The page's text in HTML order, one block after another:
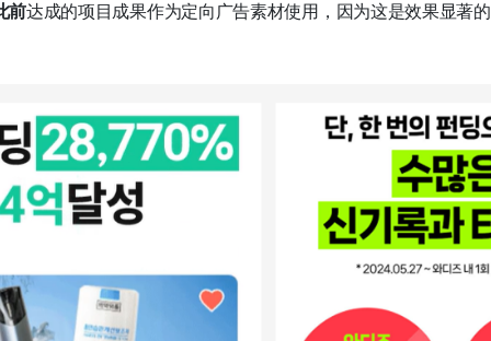
前达成的项目成果作为定向广告素材使用，因为这是效果显著